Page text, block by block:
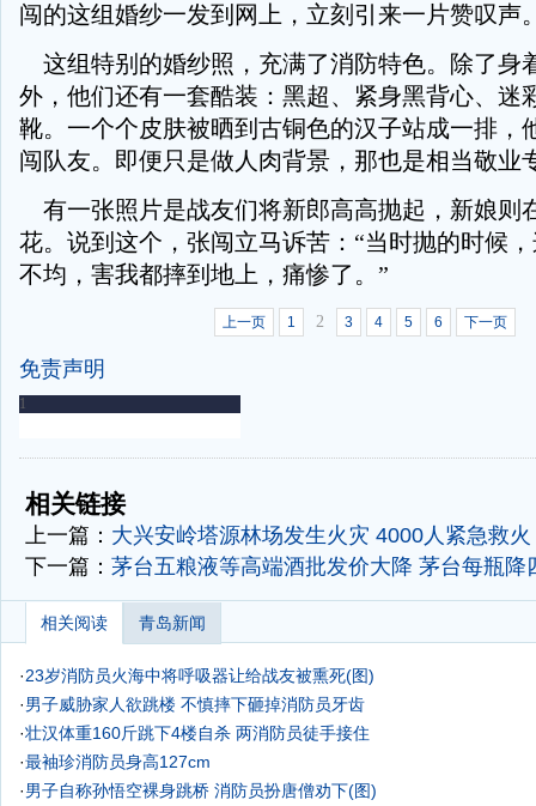
闯的这组婚纱一发到网上，立刻引来一片赞叹声
这组特别的婚纱照，充满了消防特色。除了身
外，他们还有一套酷装：黑超、紧身黑背心、迷
靴。一个个皮肤被晒到古铜色的汉子站成一排，
闯队友。即便只是做人肉背景，那也是相当敬业
有一张照片是战友们将新郎高高抛起，新娘则
花。说到这个，张闯立马诉苦：“当时抛的时候
不均，害我都摔到地上，痛惨了。”
上一页 1 2 3 4 5 6 下一页
免责声明
-
相关链接
上一篇： 大兴安岭塔源林场发生火灾 4000人紧急救火
下一篇： 茅台五粮液等高端酒批发价大降 茅台每瓶降
相关阅读 青岛新闻
·23岁消防员火海中将呼吸器让给战友被熏死(图)
·男子威胁家人欲跳楼 不慎摔下砸掉消防员牙齿
·壮汉体重160斤跳下4楼自杀 两消防员徒手接住
·最袖珍消防员身高127cm
·男子自称孙悟空裸身跳桥 消防员扮唐僧劝下(图)